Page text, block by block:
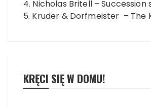
4. Nicholas Britell –
5. Kruder & Dorfmeister – The
KRĘCI SIĘ W DOMU!